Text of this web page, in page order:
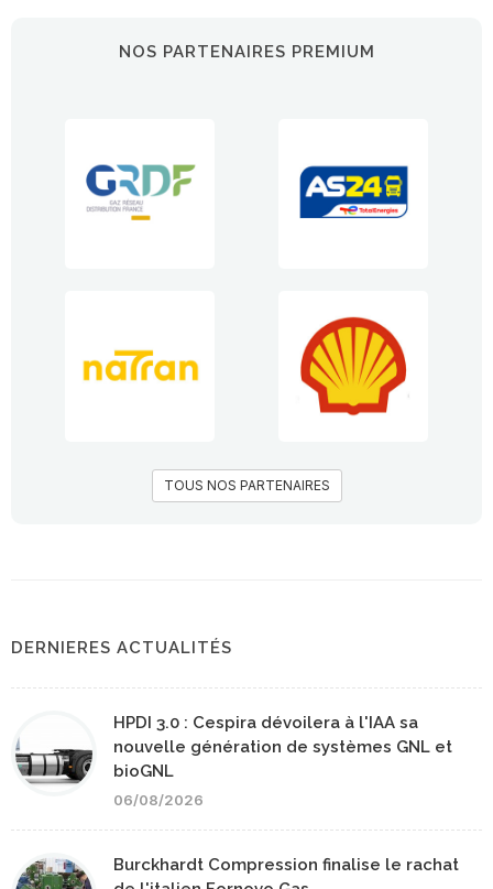
NOS PARTENAIRES PREMIUM
TOUS NOS PARTENAIRES
DERNIERES ACTUALITÉS
HPDI 3.0 : Cespira dévoilera à l'IAA sa
nouvelle génération de systèmes GNL et
bioGNL
06/08/2026
Burckhardt Compression finalise le rachat